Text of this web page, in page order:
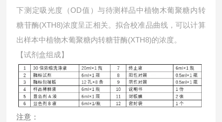
下测定吸光度（OD值）与待测样品中植物木葡聚糖内转
糖苷酶(XTH8)浓度呈正相关。拟合校准品曲线，可以计算
出样本中植物木葡聚糖内转糖苷酶(XTH8)的浓度。
【试剂盒组成】
注意：